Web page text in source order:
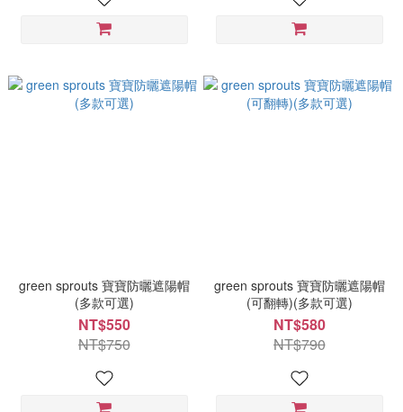
green sprouts 寶寶防曬遮陽帽
(多款可選)
NT$550
NT$750
green sprouts 寶寶防曬遮陽帽
(可翻轉)(多款可選)
NT$580
NT$790